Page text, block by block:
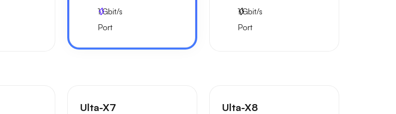
1Gbit/s
Port
1Gbit/s
Port
Ulta-X7 Ulta-X8